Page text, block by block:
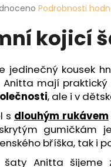
Podrobnosti
kojicí
jedinečný kousek
Anitta mají
, ale i v
s dlouhým rukávem
gumičkám
bříška, tak i
šaty Anitta šijeme
HLEDAT